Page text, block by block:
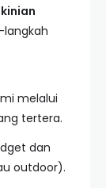
langkah
melalui
tertera.
dan
outdoor).